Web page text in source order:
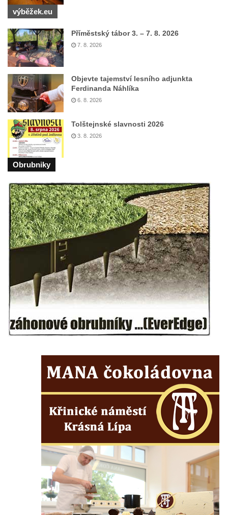
Duchcově
parku v Duchcově
Sfinga II. na Sfingovém rybníku v
zámeckém parku v Duchcově
Sfinga I. na Sfingovém rybníku v zámeckém
parku v Duchcově
Socha Minervy na nádvoří zámku v
Duchcově
Socha Herkula se saní na nádvoří zámku v
Duchcově
Socha Herkula se lvem na nádvoří zámku v
Duchcově
Socha Marse na nádvoří zámku v
Duchcově
Socha svatého Václava u kostela
Zvěstování Panny Marie v Duchcově
Socha svatého Prokopa u kostela
Zvěstování Panny Marie v Duchcově
Socha Hoch vytahující si trn z paty v Knížecí
zahradě v zámeckém parku v Duchcově
Socha Niké v Knížecí zahradě v zámeckém
parku v Duchcově
Busta Bedřicha Smetany v sadech B.
Busta Ludwiga van Beethovena v sadech
Pomník neznámého účelu v sadech Boženy
Němcové v Duchcově
Památník Johanna Wolfganga Goetha u
polikliniky v Nejdku
Socha svatého Salvátora před kostelem
svatých Petra a Pavla v Jeníkově
výběžek.eu
Příměstský tábor 3. – 7. 8. 2026
7. 8. 2026
Objevte tajemství lesního adjunkta
Ferdinanda Náhlíka
6. 8. 2026
Tolštejnské slavnosti 2026
3. 8. 2026
Obrubniky